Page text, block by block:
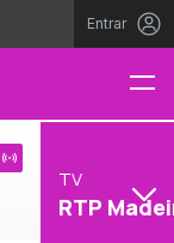
Entrar
TV
RTP